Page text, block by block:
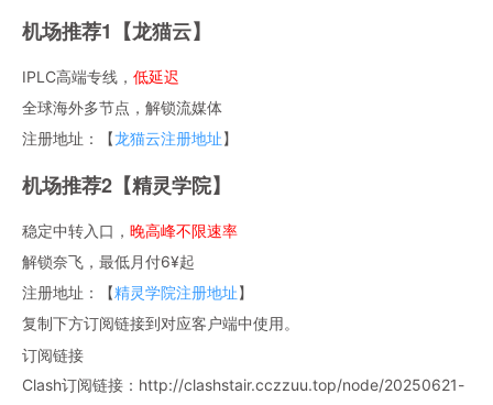
机场推荐1【龙猫云】
IPLC高端专线， 低延迟
全球海外多节点，解锁流媒体
注册地址：【龙猫云注册地址】
机场推荐2【精灵学院】
稳定中转入口， 晚高峰不限速率
解锁奈飞，最低月付6¥起
注册地址：【精灵学院注册地址】
复制下方订阅链接到对应客户端中使用。
订阅链接
Clash订阅链接：http://clashstair.cczzuu.top/node/20250621-